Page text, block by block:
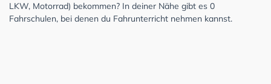
LKW, Motorrad) bekommen? In deiner Nähe gibt es 0
Fahrschulen, bei denen du Fahrunterricht nehmen kannst.